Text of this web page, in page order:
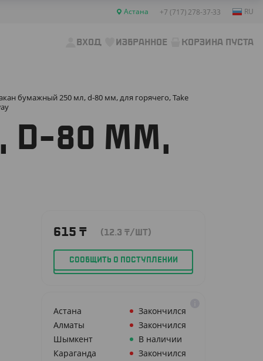
Астана +7 (717) 278-37-33 RU
ВХОД ИЗБРАННОЕ КОРЗИНА ПУСТА
бумажный 250 мл, d-80 мм, для горячего, Take
D-80 ММ,
615 ₸ (12.3 ₸/ШТ)
СООБЩИТЬ О ПОСТУПЛЕНИИ
Астана
Закончился
Алматы
Закончился
Шымкент
В наличии
Караганда
Закончился